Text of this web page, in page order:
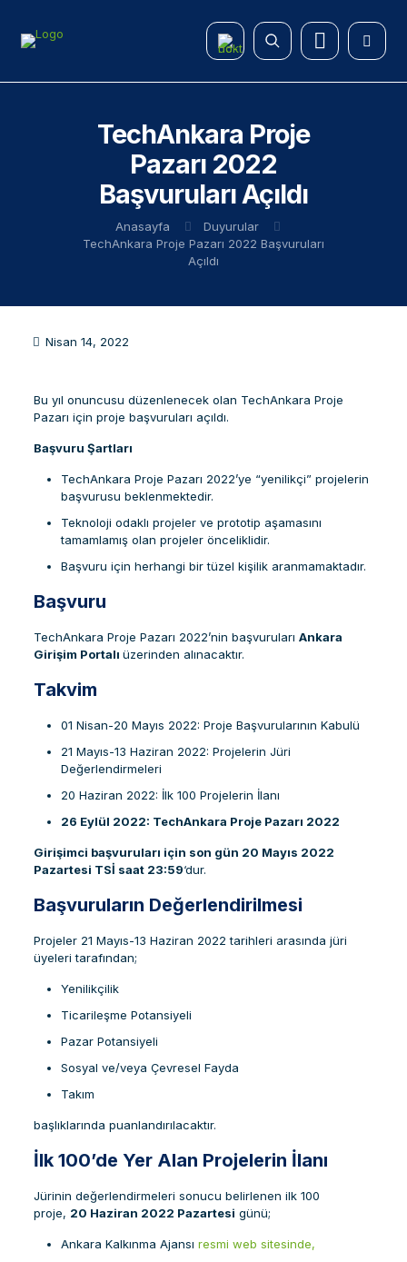
TechAnkara Proje
Pazarı 2022
Başvuruları Açıldı
Anasayfa
Duyurular
TechAnkara Proje Pazarı 2022 Başvuruları
Açıldı
Nisan 14, 2022
Bu yıl onuncusu düzenlenecek olan TechAnkara Proje
Pazarı için proje başvuruları açıldı.
Başvuru Şartları
TechAnkara Proje Pazarı 2022’ye “yenilikçi” projelerin
başvurusu beklenmektedir.
Teknoloji odaklı projeler ve prototip aşamasını
tamamlamış olan projeler önceliklidir.
Başvuru için herhangi bir tüzel kişilik aranmamaktadır.
Başvuru
TechAnkara Proje Pazarı 2022’nin başvuruları Ankara
Girişim Portalı üzerinden alınacaktır.
Takvim
01 Nisan-20 Mayıs 2022: Proje Başvurularının Kabulü
21 Mayıs-13 Haziran 2022: Projelerin Jüri
Değerlendirmeleri
20 Haziran 2022: İlk 100 Projelerin İlanı
26 Eylül 2022: TechAnkara Proje Pazarı 2022
Girişimci başvuruları için son gün 20 Mayıs 2022
Pazartesi TSİ saat 23:59‘dur.
Başvuruların Değerlendirilmesi
Projeler 21 Mayıs-13 Haziran 2022 tarihleri arasında jüri
üyeleri tarafından;
Yenilikçilik
Ticarileşme Potansiyeli
Pazar Potansiyeli
Sosyal ve/veya Çevresel Fayda
Takım
başlıklarında puanlandırılacaktır.
İlk 100’de Yer Alan Projelerin İlanı
Jürinin değerlendirmeleri sonucu belirlenen ilk 100
proje, 20 Haziran 2022 Pazartesi günü;
Ankara Kalkınma Ajansı resmi web sitesinde,